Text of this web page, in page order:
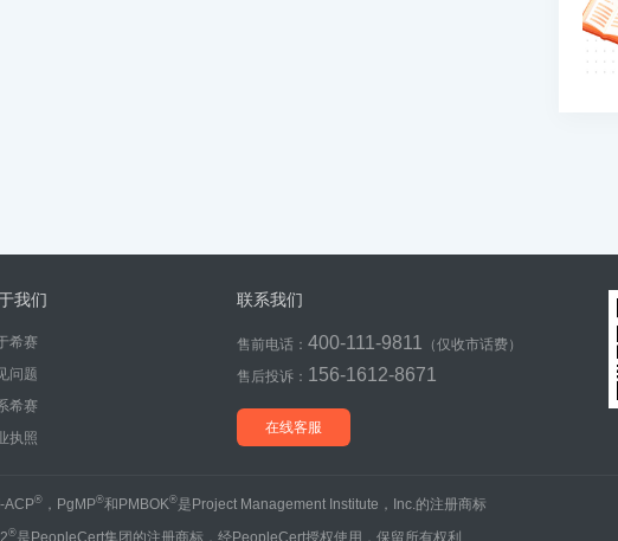
我们
希赛
问题
希赛
执照
联系我们
售前电话： 400-111-9811
（仅收市话费）
售后投诉： 156-1612-8671
在线客服
ACP®，PgMP®和PMBOK®是Project Management Institute，Inc.的注册商标
®是PeopleCert集团的注册商标，经PeopleCert授权使用，保留所有权利